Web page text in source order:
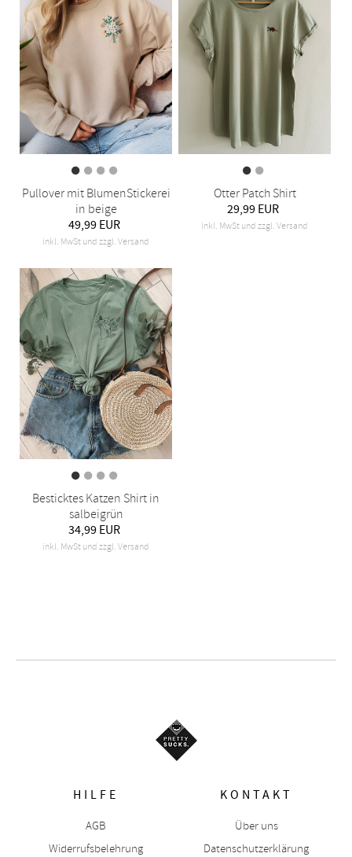
Pullover mit BlumenStickerei
in beige
49,99 EUR
inkl. MwSt und zzgl. Versand
Otter Patch Shirt
29,99 EUR
inkl. MwSt und zzgl. Versand
Besticktes Katzen Shirt in
salbeigrün
34,99 EUR
inkl. MwSt und zzgl. Versand
HILFE
AGB
Widerrufsbelehrung
KONTAKT
Über uns
Datenschutzerklärung